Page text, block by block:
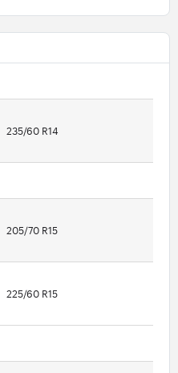
235/60 R14
205/70 R15
225/60 R15